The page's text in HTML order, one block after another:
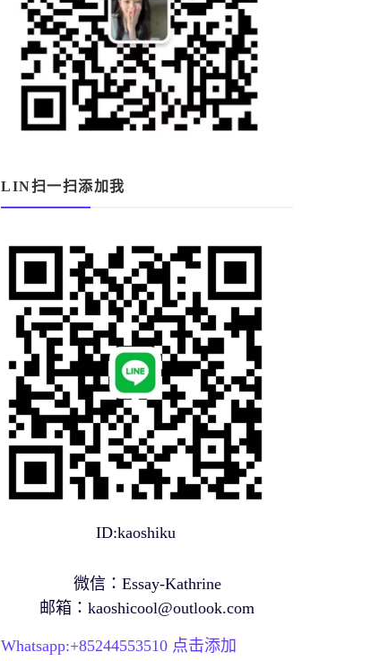
LIN扫一扫添加我
ID:kaoshiku
微信：Essay-Kathrine
邮箱： kaoshicool@outlook.com
Whatsapp:+85244553510 点击添加